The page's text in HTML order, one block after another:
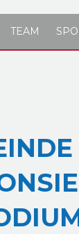
TEAM